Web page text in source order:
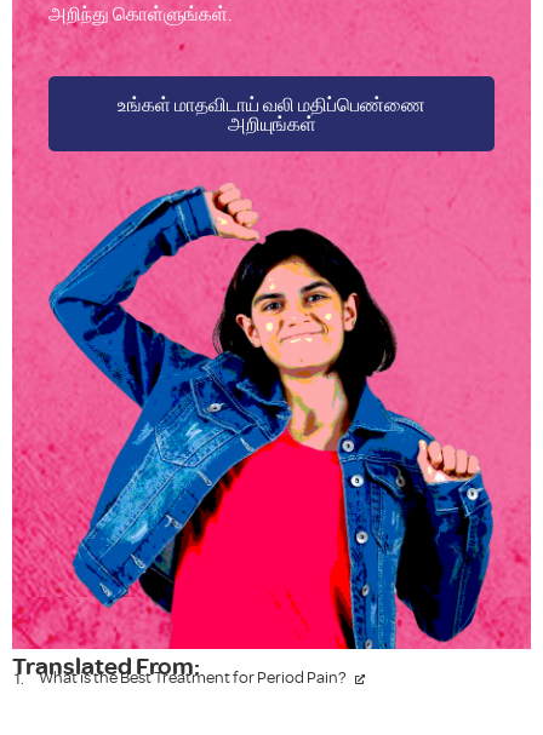
அறிந்து கொள்ளுங்கள்.
உங்கள் மாதவிடாய் வலி மதிப்பெண்ணை
அறியுங்கள்
Translated From:
What is the Best Treatment for Period Pain?